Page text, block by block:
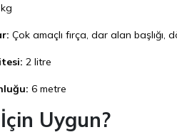
Çok amaçlı fırça, dar alan başlığı,
2 litre
6 metre
Uygun?